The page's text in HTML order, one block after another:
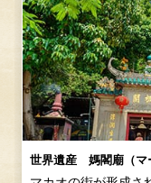
世界遺産 媽閣廟（マ